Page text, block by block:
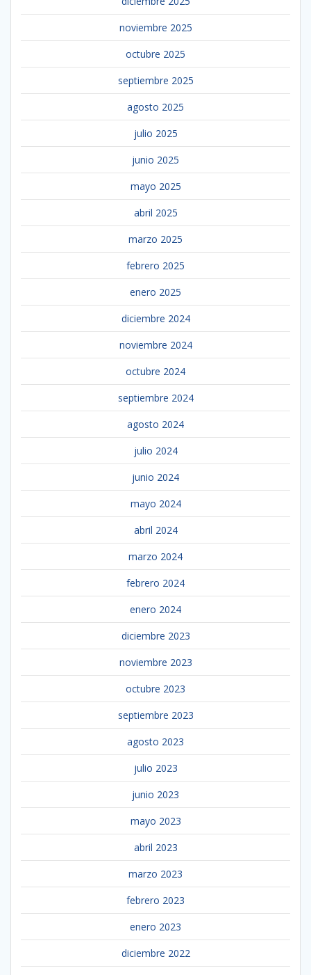
noviembre 2025
octubre 2025
septiembre 2025
agosto 2025
julio 2025
junio 2025
mayo 2025
abril 2025
marzo 2025
febrero 2025
enero 2025
diciembre 2024
noviembre 2024
octubre 2024
septiembre 2024
agosto 2024
julio 2024
junio 2024
mayo 2024
abril 2024
marzo 2024
febrero 2024
enero 2024
diciembre 2023
noviembre 2023
octubre 2023
septiembre 2023
agosto 2023
julio 2023
junio 2023
mayo 2023
abril 2023
marzo 2023
febrero 2023
enero 2023
diciembre 2022